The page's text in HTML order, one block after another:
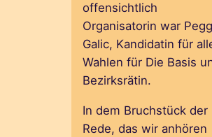
offensichtlich
Organisatorin war
Galic, Kandidatin für
Wahlen für Die Basis
Bezirksrätin.
In dem Bruchstück der
Rede, das wir anhören